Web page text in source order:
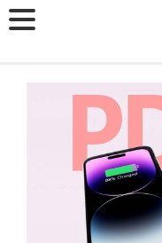
メールアドレス
ログイン情報を記憶